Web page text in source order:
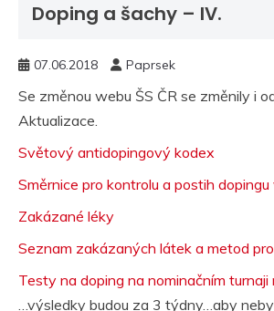
Doping a šachy – IV.
07.06.2018 Paprsek
Se změnou webu ŠS ČR se změnily i
Aktualizace.
Světový antidopingový kodex
Směrnice pro kontrolu a postih
Zakázané léky
Seznam zakázaných látek a metod
Testy na doping na nominačním turnaji
…výsledky budou za 3 týdny…aby